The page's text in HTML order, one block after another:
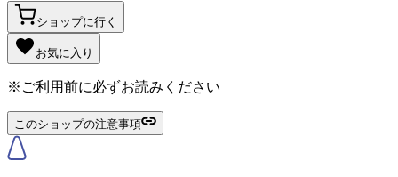
ショップに行く
お気に入り
※ご利用前に必ずお読みください
このショップの注意事項